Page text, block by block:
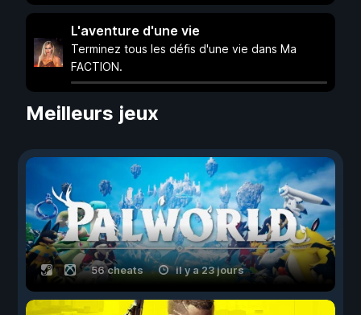
L'aventure d'une vie
Terminez tous les défis d'une vie dans Ma
FACTION.
Meilleurs jeux
56 cheats il y a 23 jours